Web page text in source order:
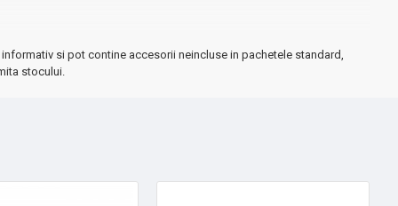
si pot contine accesorii neincluse in pachetele standard,
stocului.